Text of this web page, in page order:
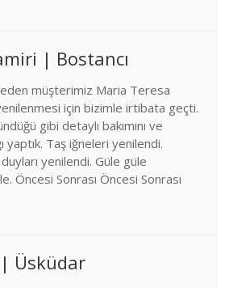
| Bostancı
müşterimiz Maria Teresa
için bizimle irtibata geçti.
gibi detaylı bakımını ve
yaptık. Taş iğneleri yenilendi.
yenilendi. Güle güle
Öncesi Sonrası Öncesi Sonrası
Üsküdar